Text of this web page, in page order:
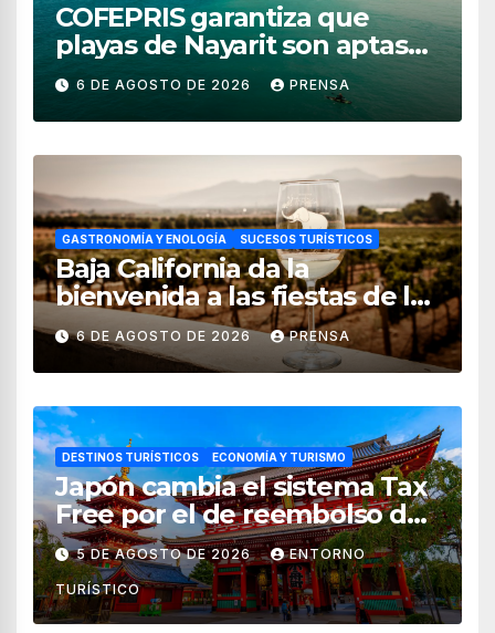
COFEPRIS garantiza que
playas de Nayarit son aptas
para uso recreativo
6 DE AGOSTO DE 2026 PRENSA
GASTRONOMÍA Y ENOLOGÍA SUCESOS TURÍSTICOS
Baja California da la
bienvenida a las fiestas de la
vendimia 2026
6 DE AGOSTO DE 2026 PRENSA
DESTINOS TURÍSTICOS ECONOMÍA Y TURISMO
Japón cambia el sistema Tax
Free por el de reembolso de
impuestos desde noviembre
de 2026
5 DE AGOSTO DE 2026 ENTORNO
TURÍSTICO